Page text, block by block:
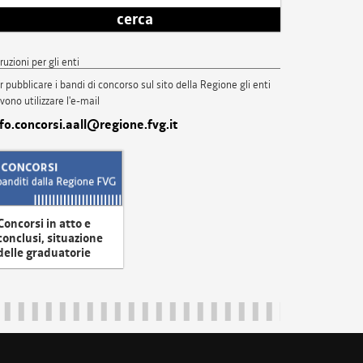
cerca
per gli enti
pubblicare i bandi di concorso sul sito della Regione gli enti
utilizzare l'e-mail
in atto e
situazione
graduatorie